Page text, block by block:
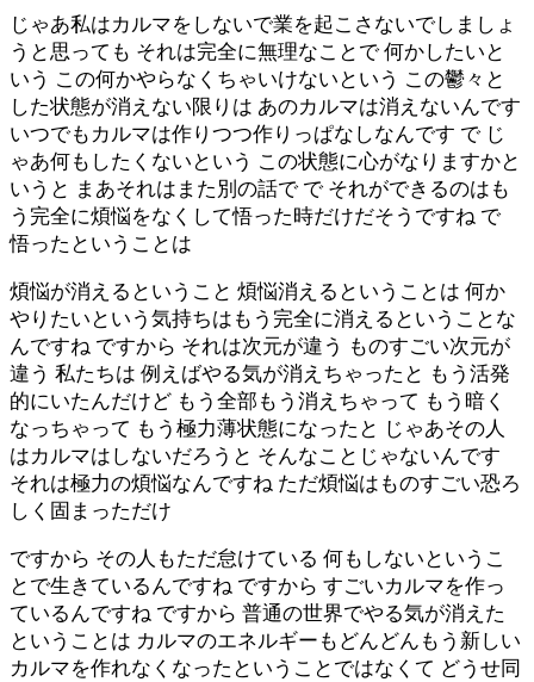
じゃあ私はカルマをしないで業を起こさないでしましょ
うと思っても それは完全に無理なことで 何かしたいと
いう この何かやらなくちゃいけないという この鬱々と
した状態が消えない限りは あのカルマは消えないんです
いつでもカルマは作りつつ作りっぱなしなんです で じ
ゃあ何もしたくないという この状態に心がなりますかと
いうと まあそれはまた別の話で で それができるのはも
う完全に煩悩をなくして悟った時だけだそうですね で
悟ったということは
煩悩が消えるということ 煩悩消えるということは 何か
やりたいという気持ちはもう完全に消えるということな
んですね ですから それは次元が違う ものすごい次元が
違う 私たちは 例えばやる気が消えちゃったと もう活発
的にいたんだけど もう全部もう消えちゃって もう暗く
なっちゃって もう極力薄状態になったと じゃあその人
はカルマはしないだろうと そんなことじゃないんです
それは極力の煩悩なんですね ただ煩悩はものすごい恐ろ
しく固まっただけ
ですから その人もただ怠けている 何もしないというこ
とで生きているんですね ですから すごいカルマを作っ
ているんですね ですから 普通の世界でやる気が消えた
ということは カルマのエネルギーもどんどんもう新しい
カルマを作れなくなったということではなくて どうせ同